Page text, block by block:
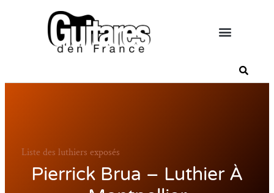
Liste des luthiers exposés
Pierrick Brua – Luthier À